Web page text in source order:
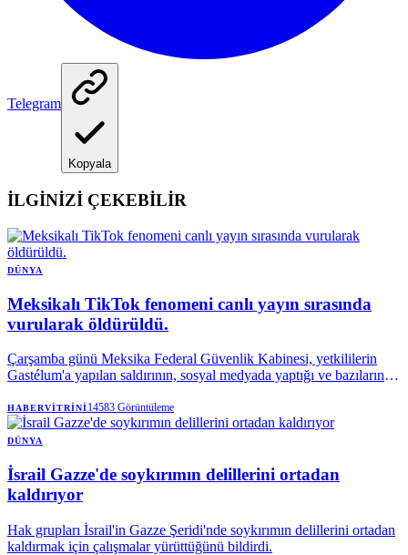
Telegram
Kopyala
İLGİNİZİ ÇEKEBİLİR
DÜNYA
Meksikalı TikTok fenomeni canlı yayın sırasında
vurularak öldürüldü.
Çarşamba günü Meksika Federal Güvenlik Kabinesi, yetkililerin
Gastélum'a yapılan saldırının, sosyal medyada yaptığı ve bazılarında
"çeşitli paylaşımlarla" bağlantılı olup olmadığını araştırdığını
söyledi.
HABERVITRINI14583 Görüntüleme
DÜNYA
İsrail Gazze'de soykırımın delillerini ortadan
kaldırıyor
Hak grupları İsrail'in Gazze Şeridi'nde soykırımın delillerini ortadan
kaldırmak için çalışmalar yürüttüğünü bildirdi.